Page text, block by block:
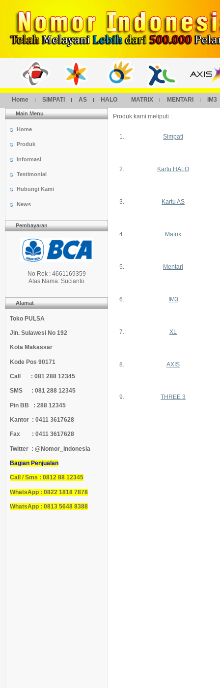
Home SIMPATI AS HALO MATRIX MENTARI IM3
Main Menu
Home
Produk
Informasi
Testimonial
Hubungi Kami
News
Pembayaran
No Rek : 4661169359
Atas Nama: Sucianto
Alamat
Toko PULSA
Jln. Sulawesi No 192
Kota Makassar
Kode Pos 90171
Call : 081 288 12345
SMS : 081 288 12345
Pin BB : 288 12345
Kantor : 0411 3617628
Fax : 0411 3617628
Twitter : @Nomor_Indonesia
Bagian Penjualan
Call / Sms : 0812 88 12345
WhatsApp : 0822 1818 7878
WhatsApp : 0813 5648 8388
Produk kami meliputi :
1. Simpati
2. Kartu HALO
3. Kartu AS
4. Matrix
5. Mentari
6. IM3
7. XL
8. AXIS
9. THREE 3